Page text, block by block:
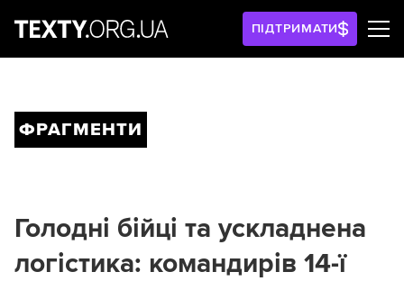
ПІДТРИМАТИ
ФРАГМЕНТИ
Голодні бійці та ускладнена
логістика: командирів 14-ї